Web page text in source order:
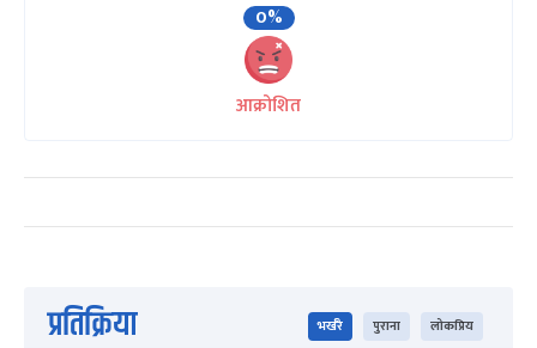
0%
आक्रोशित
प्रतिक्रिया भर्खरै पुराना लोकप्रिय